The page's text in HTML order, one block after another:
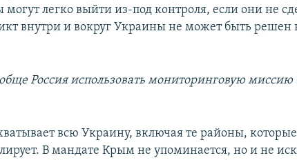
легко выйти из-под контроля, если они не
внутри и вокруг Украины не может быть
Россия использовать мониторинговую
всю Украину, включая те районы,
В мандате Крым не упоминается, но и не